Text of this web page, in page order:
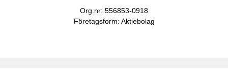
Org.nr: 556853-0918
Företagsform: Aktiebolag